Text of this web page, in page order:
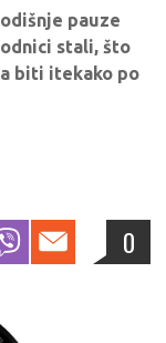
pauze
stali, što
biti itekako po
0